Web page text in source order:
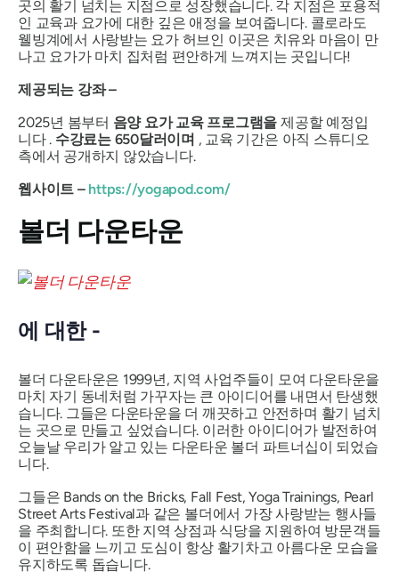
곳의 활기 넘치는 지점으로 성장했습니다. 각 지점은 포용적
인 교육과 요가에 대한 깊은 애정을 보여줍니다. 콜로라도
웰빙계에서 사랑받는 요가 허브인 이곳은 치유와 마음이 만
나고 요가가 마치 집처럼 편안하게 느껴지는 곳입니다!
제공되는 강좌 –
2025년 봄부터 음양 요가 교육 프로그램을제공할 예정입
니다 . 수강료는 650달러이며 , 교육 기간은 아직 스튜디오
측에서 공개하지 않았습니다.
웹사이트 – https://yogapod.com/
볼더 다운타운
에 대한 -
볼더 다운타운은 1999년, 지역 사업주들이 모여 다운타운을
마치 자기 동네처럼 가꾸자는 큰 아이디어를 내면서 탄생했
습니다. 그들은 다운타운을 더 깨끗하고 안전하며 활기 넘치
는 곳으로 만들고 싶었습니다. 이러한 아이디어가 발전하여
오늘날 우리가 알고 있는 다운타운 볼더 파트너십이 되었습
니다.
그들은 Bands on the Bricks, Fall Fest, Yoga Trainings, Pearl
Street Arts Festival과 같은 볼더에서 가장 사랑받는 행사들
을 주최합니다. 또한 지역 상점과 식당을 지원하여 방문객들
이 편안함을 느끼고 도심이 항상 활기차고 아름다운 모습을
유지하도록 돕습니다.